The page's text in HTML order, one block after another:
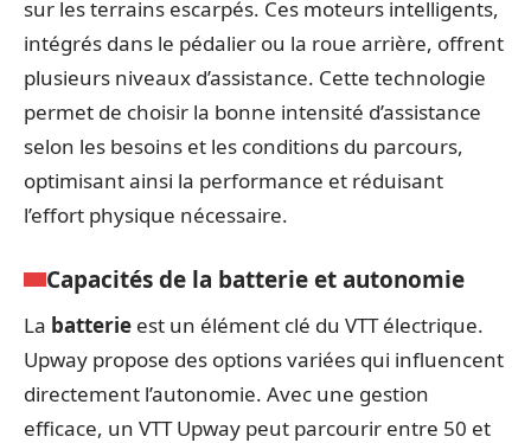
sur les terrains escarpés. Ces moteurs intelligents,
intégrés dans le pédalier ou la roue arrière, offrent
plusieurs niveaux d’assistance. Cette technologie
permet de choisir la bonne intensité d’assistance
selon les besoins et les conditions du parcours,
optimisant ainsi la performance et réduisant
l’effort physique nécessaire.
Capacités de la batterie et autonomie
La batterie est un élément clé du VTT électrique.
Upway propose des options variées qui influencent
directement l’autonomie. Avec une gestion
efficace, un VTT Upway peut parcourir entre 50 et